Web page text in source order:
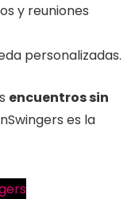
y reuniones
personalizadas.
encuentros sin
es la